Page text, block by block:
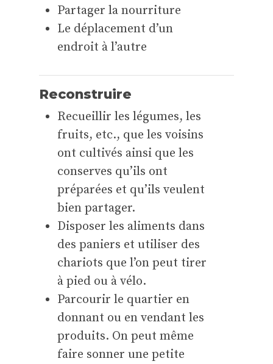
Partager la nourriture
Le déplacement d’un
endroit à l’autre
Reconstruire
Recueillir les légumes, les
fruits, etc., que les voisins
ont cultivés ainsi que les
conserves qu’ils ont
préparées et qu’ils veulent
bien partager.
Disposer les aliments dans
des paniers et utiliser des
chariots que l’on peut tirer
à pied ou à vélo.
Parcourir le quartier en
donnant ou en vendant les
produits. On peut même
faire sonner une petite